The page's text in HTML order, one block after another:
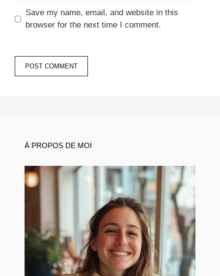
Save my name, email, and website in this
browser for the next time I comment.
À PROPOS DE MOI